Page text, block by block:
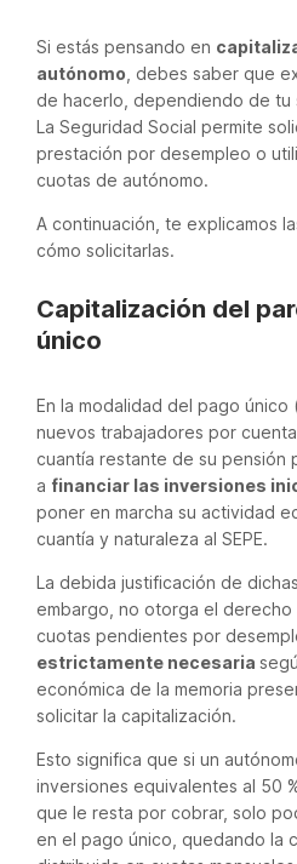
Si estás pensando en
autónomo , debes saber que
de hacerlo, dependiendo de tu
La Seguridad Social permite
prestación por desempleo o
cuotas de autónomo.
A continuación, te explicamos
cómo solicitarlas.
Capitalización del
único
En la modalidad del pago único
nuevos trabajadores por
cuantía restante de su pensión
a financiar las inversiones
poner en marcha su actividad
cuantía y naturaleza al SEPE.
La debida justificación de
embargo, no otorga el derecho
cuotas pendientes por
estrictamente necesaria
económica de la memoria
solicitar la capitalización.
Esto significa que si un
inversiones equivalentes al 50
que le resta por cobrar, solo
en el pago único, quedando la